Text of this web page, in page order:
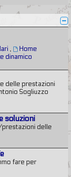
,
Home
dinamico
delle prestazioni
Sogliuzzo
soluzioni
delle
fare per